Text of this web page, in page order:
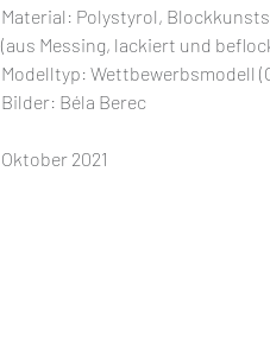
Material: Polystyrol,
(aus Messing, lackiert und
Modelltyp: Wettbewerbsmodell
Bilder: Béla Berec
Oktober 2021